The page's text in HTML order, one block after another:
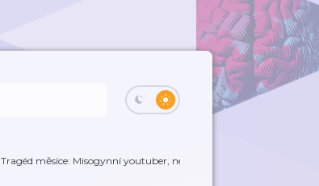
Tragéd měsíce: Misogynní youtuber, neschop...